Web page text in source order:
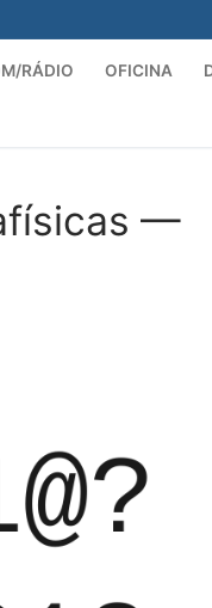
RÁDIO OFICINA
—